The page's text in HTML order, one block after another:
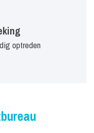
optreden